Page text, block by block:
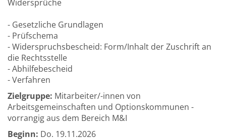
Widersprüche
- Gesetzliche Grundlagen
- Prüfschema
- Widerspruchsbescheid: Form/Inhalt der Zuschrift an
die Rechtsstelle
- Abhilfebescheid
- Verfahren
Zielgruppe: Mitarbeiter/-innen von
Arbeitsgemeinschaften und Optionskommunen -
vorrangig aus dem Bereich M&I
Beginn: Do. 19.11.2026